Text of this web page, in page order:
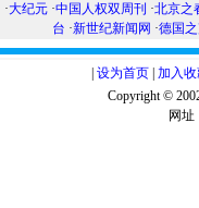
·大纪元 ·中国人权双周刊 ·北京之
台 ·新世纪新闻网 ·德国
设为首页 加入
Copyright ©
网址